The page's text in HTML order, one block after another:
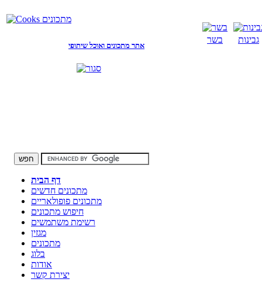
אתר מתכונים ואוכל שיתופי
בשר גבינות
דף הבית
מתכונים חדשים
מתכונים פופולאריים
חיפוש מתכונים
רשימת משתמשים
מגזין
מתכונים
בלוג
אודות
יצירת קשר